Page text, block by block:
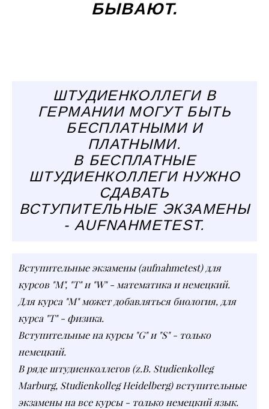
БЫВАЮТ.
ШТУДИЕНКОЛЛЕГИ В
ГЕРМАНИИ МОГУТ БЫТЬ
БЕСПЛАТНЫМИ И
ПЛАТНЫМИ.
В БЕСПЛАТНЫЕ
ШТУДИЕНКОЛЛЕГИ НУЖНО
СДАВАТЬ
ВСТУПИТЕЛЬНЫЕ ЭКЗАМЕНЫ
- AUFNAHMETEST.
Вступительные экзамены (aufnahmetest) для
курсов "M", "T" и "W" - математика и немецкий.
Для курса "М" может добавляться биология, для
курса "Т" - физика.
Вступительные на курсы "G" и "S" - только
немецкий.
В ряде штудиенколлегов (z.B. Studienkolleg
Marburg, Studienkolleg Heidelberg) вступительные
экзамены на все курсы - только немецкий язык.